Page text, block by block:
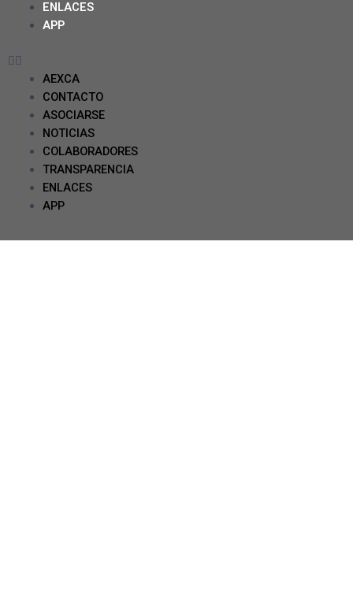
ENLACES
APP
AEXCA
CONTACTO
ASOCIARSE
NOTICIAS
COLABORADORES
TRANSPARENCIA
ENLACES
APP